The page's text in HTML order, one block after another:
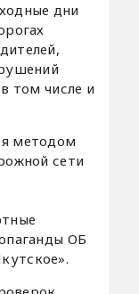
дни
том числе и
методом
сети
ОБ